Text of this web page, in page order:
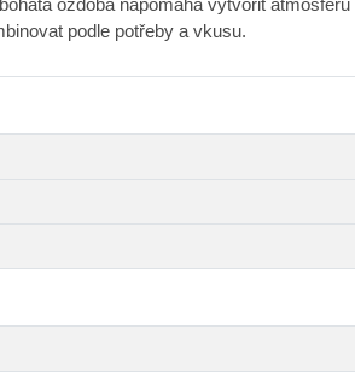
ozdoba napomáhá vytvořit atmosféru
podle potřeby a vkusu.